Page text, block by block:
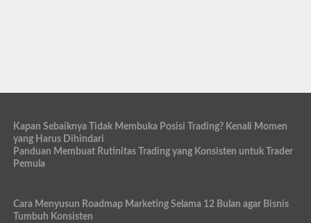
Kapan Sebaiknya Tidak Membuka Posisi Trading? Kenali Momen
yang Harus Dihindari
Panduan Membuat Rutinitas Trading yang Konsisten untuk Trader
Pemula
Cara Menyusun Roadmap Marketing Selama 12 Bulan agar Bisnis
Tumbuh Konsisten